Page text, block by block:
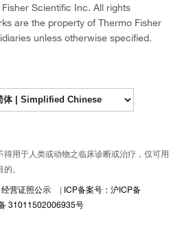
Scientific Inc. All rights
are the property of Thermo Fisher
unless otherwise specified.
用于人类或动物之临床诊断或治疗，仅可用
。
经营证照公示 | ICP备案号：沪ICP备
31011502006935号